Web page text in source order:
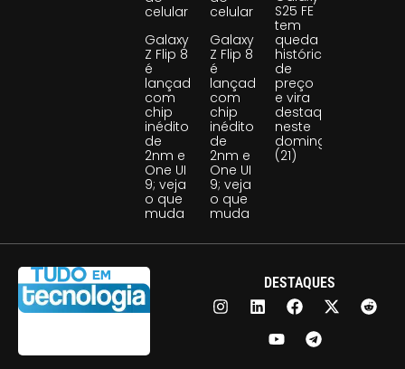
celular
Galaxy
Z Flip 8
é
lançado
com
chip
inédito
de
2nm e
One UI
9; veja
o que
muda
celular
Galaxy
Z Flip 8
é
lançado
com
chip
inédito
de
2nm e
One UI
9; veja
o que
muda
S25 FE
tem
queda
histórica
de
preço
e vira
destaque
neste
domingo
(21)
DESTAQUES